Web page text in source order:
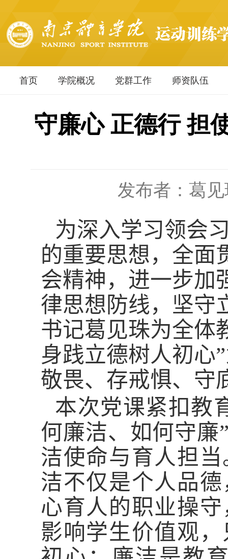
首页 学院概况 党群工作 师资队伍
守廉心 正德行 担
发布者：葛
为深入学习领会
的重要思想，全面
会精神，进一步加
律思想防线，坚守
书记葛见珠为全
身践立德树人初心
敬畏、存戒惧、守
本次党课紧扣教
何廉洁、如何守廉
洁使命与育人担
洁不仅是个人品
心育人的职业操
影响学生价值观